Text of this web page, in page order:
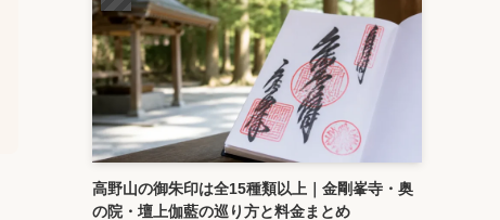
高野山の御朱印は全15種類以上｜金剛峯寺・奥
の院・壇上伽藍の巡り方と料金まとめ